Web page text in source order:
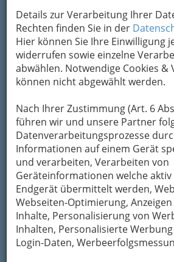
Details zur Verarbeitung Ihrer
Rechten finden Sie in der
Hier können Sie Ihre Einwilligung
widerrufen sowie einzelne
abwählen. Notwendige Cookies &
können nicht abgewählt werden.
Nach Ihrer Zustimmung (Art. 6
führen wir und unsere Partner
Datenverarbeitungsprozesse
Informationen auf einem Gerät
und verarbeiten, Verarbeiten von
Geräteinformationen welche
Endgerät übermittelt werden,
Webseiten-Optimierung,
Inhalte, Personalisierung von
Inhalten, Personalisierte
Login-Daten,
Kontaktaufnahme
Um die Info-Graz Firmenvor
bewahren , verwenden wir an
Übermittlung Ihrer Nachricht
Absenden umgehend per
Unternehmen Wolfgang Zapf
weitergeleitet.
Mein Name
Meine Email Adresse
Mein Betreff